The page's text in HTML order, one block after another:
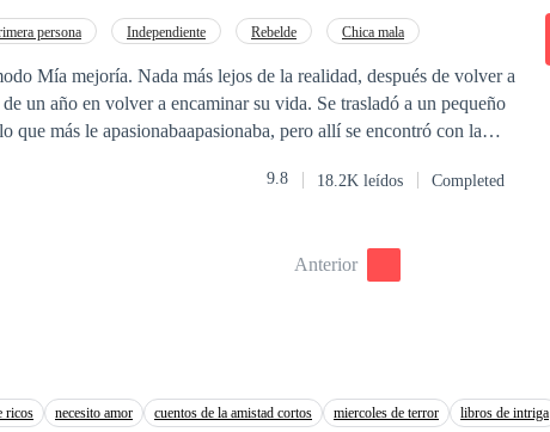
persona Independiente Rebelde
Chica mala
Mía mejoría. Nada más lejos de la realidad, después de volver a
pero allí se encontró con la
9.8 18.2K leídos Completed
Anterior
ricos necesito amor cuentos de la amistad cortos miercoles de terror libros de intriga